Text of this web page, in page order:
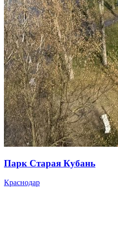
Парк Старая Кубань
Краснодар